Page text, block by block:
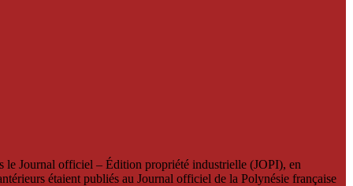
le Journal officiel – Édition propriété industrielle (JOPI), en
étaient publiés au Journal officiel de la Polynésie française